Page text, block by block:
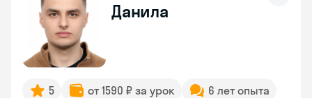
Данила
5 от 1590 ₽ за урок
6 лет опыта